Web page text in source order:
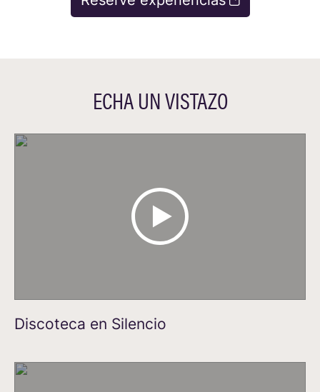
ECHA UN VISTAZO
Discoteca en Silencio